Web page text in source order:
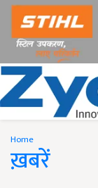
Home
ख़बरें